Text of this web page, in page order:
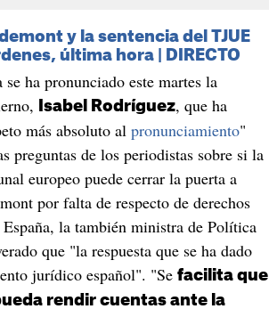
y la sentencia del TJUE
última hora | DIRECTO
ha pronunciado este martes la
Isabel Rodríguez, que ha
más absoluto al pronunciamiento"
preguntas de los periodistas sobre si la
europeo puede cerrar la puerta a
por falta de respecto de derechos
la también ministra de Política
que "la respuesta que se ha dado
jurídico español". "Se facilita que
rendir cuentas ante la